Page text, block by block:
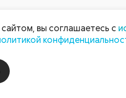
Пресс-центр
вы соглашаетесь с